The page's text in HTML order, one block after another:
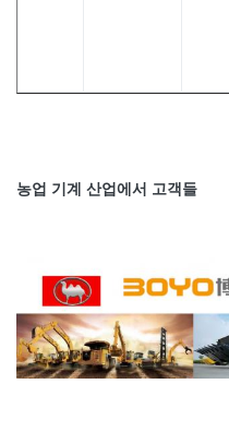
농업 기계 산업에서 고객들